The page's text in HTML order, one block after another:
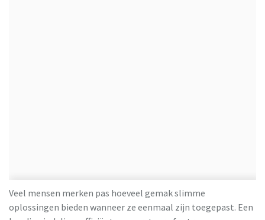
Veel mensen merken pas hoeveel gemak slimme
oplossingen bieden wanneer ze eenmaal zijn toegepast. Een